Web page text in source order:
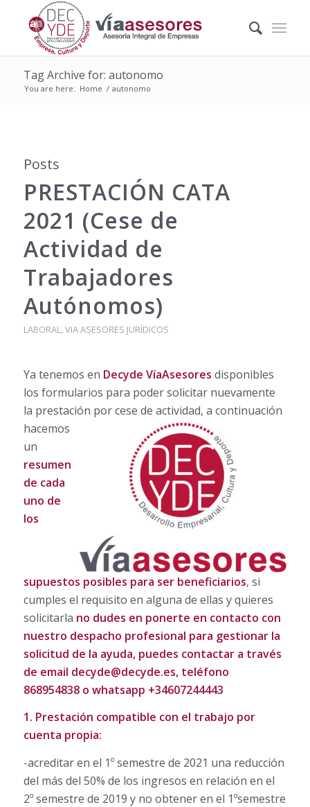
Tag Archive for: autonomo
You are here: Home / autonomo
Posts
PRESTACIÓN CATA
2021 (Cese de
Actividad de
Trabajadores
Autónomos)
LABORAL,VIA ASESORES JURÍDICOS
Ya tenemos en Decyde VíaAsesores disponibles
los formularios para poder solicitar nuevamente
la prestación por cese de actividad, a continuación
hacemos
un
resumen
de cada
uno de
los
supuestos posibles para ser beneficiarios, si
cumples el requisito en alguna de ellas y quieres
solicitarla no dudes en ponerte en contacto con
nuestro despacho profesional para gestionar la
solicitud de la ayuda, puedes contactar a través
de email decyde@decyde.es, teléfono
868954838 o whatsapp +34607244443
1. Prestación compatible con el trabajo por
cuenta propia:
-acreditar en el 1º semestre de 2021 una reducción
del más del 50% de los ingresos en relación en el
2º semestre de 2019 y no obtener en el 1ºsemestre